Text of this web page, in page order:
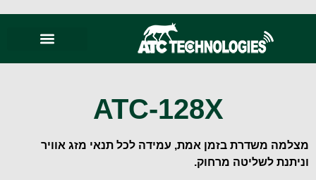
ATC-128X
מצלמה משדרת בזמן אמת, עמידה לכל תנאי מזג אוויר
וניתנת לשליטה מרחוק.